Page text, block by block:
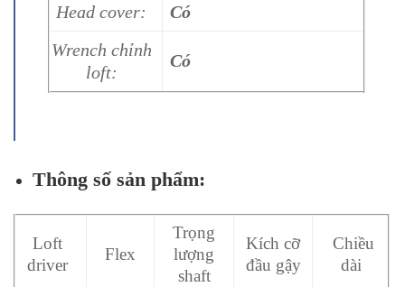
Head cover:
Có
Wrench chỉnh
loft:
Có
Thông số sản phẩm:
Loft
driver
Flex
Trọng
lượng
shaft
Kích cỡ
đầu gậy
Chiều
dài